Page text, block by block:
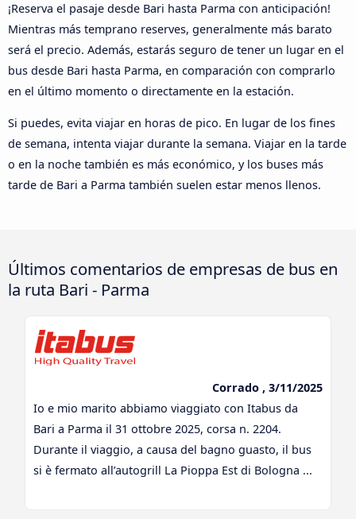
¡Reserva el pasaje desde Bari hasta Parma con anticipación!
Mientras más temprano reserves, generalmente más barato
será el precio. Además, estarás seguro de tener un lugar en el
bus desde Bari hasta Parma, en comparación con comprarlo
en el último momento o directamente en la estación.
Si puedes, evita viajar en horas de pico. En lugar de los fines
de semana, intenta viajar durante la semana. Viajar en la tarde
o en la noche también es más económico, y los buses más
tarde de Bari a Parma también suelen estar menos llenos.
Últimos comentarios de empresas de bus en
la ruta Bari - Parma
Corrado , 3/11/2025
Io e mio marito abbiamo viaggiato con Itabus da
Bari a Parma il 31 ottobre 2025, corsa n. 2204.
Durante il viaggio, a causa del bagno guasto, il bus
si è fermato all’autogrill La Pioppa Est di Bologna ...